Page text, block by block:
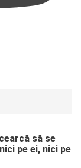
să se
pe ei, nici pe